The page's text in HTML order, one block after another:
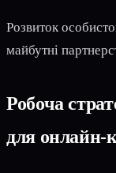
Розвиток
майбутні
Робоча
для онлайн-